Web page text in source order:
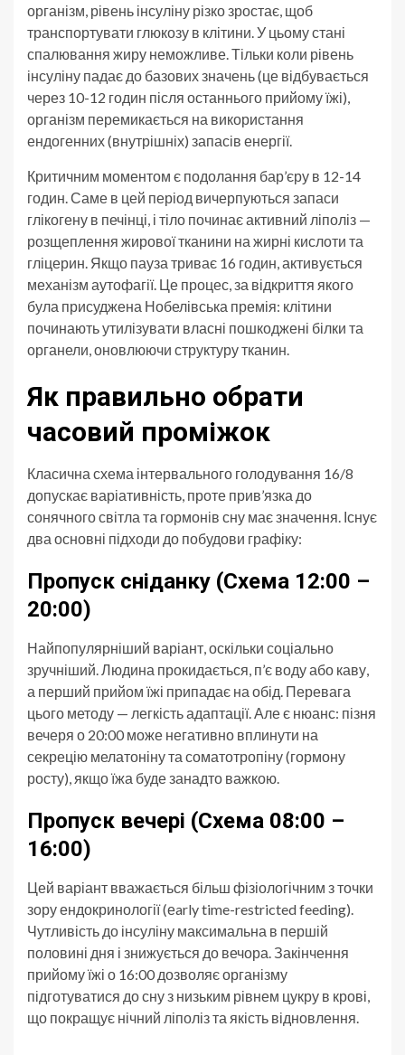
організм, рівень інсуліну різко зростає, щоб
транспортувати глюкозу в клітини. У цьому стані
спалювання жиру неможливе. Тільки коли рівень
інсуліну падає до базових значень (це відбувається
через 10-12 годин після останнього прийому їжі),
організм перемикається на використання
ендогенних (внутрішніх) запасів енергії.
Критичним моментом є подолання бар’єру в 12-14
годин. Саме в цей період вичерпуються запаси
глікогену в печінці, і тіло починає активний ліполіз —
розщеплення жирової тканини на жирні кислоти та
гліцерин. Якщо пауза триває 16 годин, активується
механізм аутофагії. Це процес, за відкриття якого
була присуджена Нобелівська премія: клітини
починають утилізувати власні пошкоджені білки та
органели, оновлюючи структуру тканин.
Як правильно обрати
часовий проміжок
Класична схема інтервального голодування 16/8
допускає варіативність, проте прив’язка до
сонячного світла та гормонів сну має значення. Існує
два основні підходи до побудови графіку:
Пропуск сніданку (Схема 12:00 –
20:00)
Найпопулярніший варіант, оскільки соціально
зручніший. Людина прокидається, п’є воду або каву,
а перший прийом їжі припадає на обід. Перевага
цього методу — легкість адаптації. Але є нюанс: пізня
вечеря о 20:00 може негативно вплинути на
секрецію мелатоніну та соматотропіну (гормону
росту), якщо їжа буде занадто важкою.
Пропуск вечері (Схема 08:00 –
16:00)
Цей варіант вважається більш фізіологічним з точки
зору ендокринології (еarly time-restricted feeding).
Чутливість до інсуліну максимальна в першій
половині дня і знижується до вечора. Закінчення
прийому їжі о 16:00 дозволяє організму
підготуватися до сну з низьким рівнем цукру в крові,
що покращує нічний ліполіз та якість відновлення.